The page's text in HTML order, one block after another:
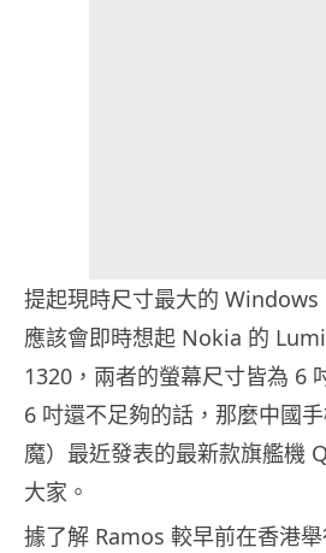
提起現時尺寸最大的
應該會即時想起 Nokia 的
1320，兩者的螢幕尺寸皆為 6
6 吋還不足夠的話，那麼中國
魔）最近發表的最新款旗艦機
大家。
據了解 Ramos 較早前在香港